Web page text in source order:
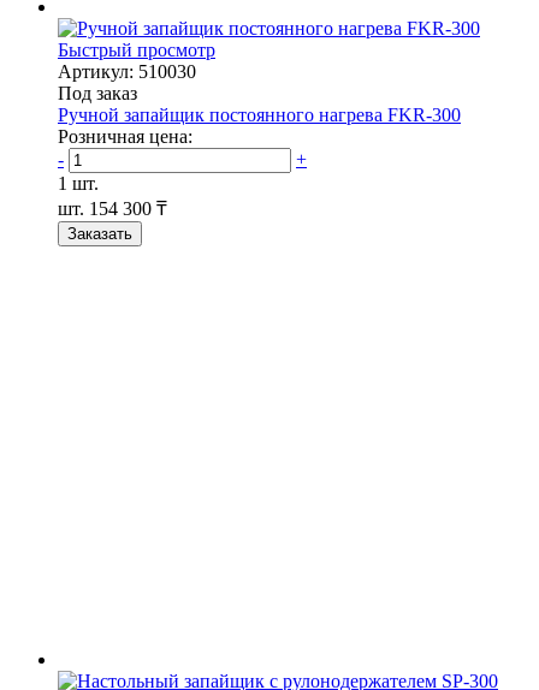
Быстрый просмотр
Артикул: 510030
Под заказ
Ручной запайщик постоянного нагрева FKR-300
Розничная цена:
-
+
1 шт.
шт. 154 300 ₸
Заказать